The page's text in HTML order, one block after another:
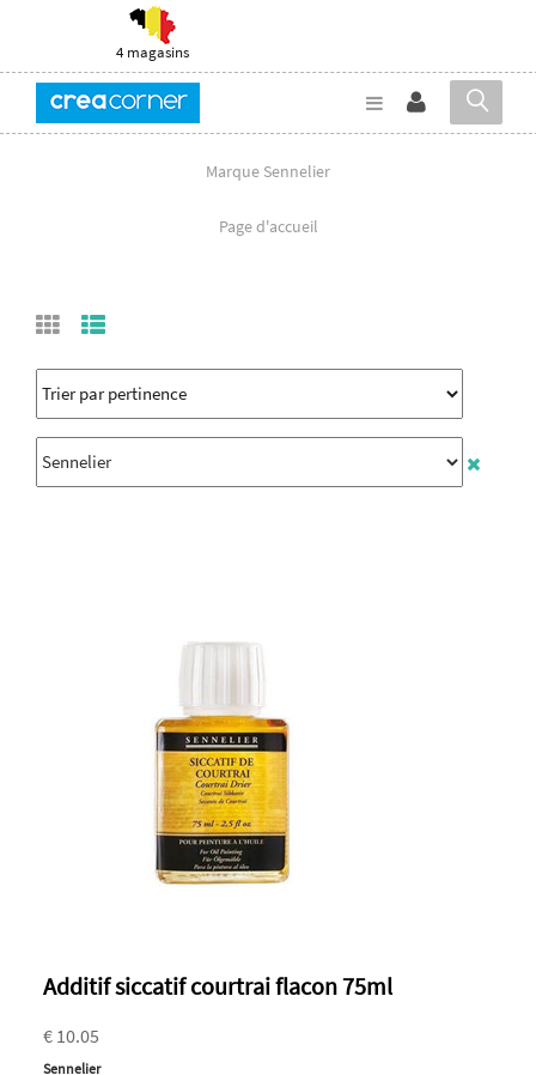
4 magasins
Marque Sennelier
Page d'accueil
Additif siccatif courtrai flacon 75ml
€ 10.05
Sennelier